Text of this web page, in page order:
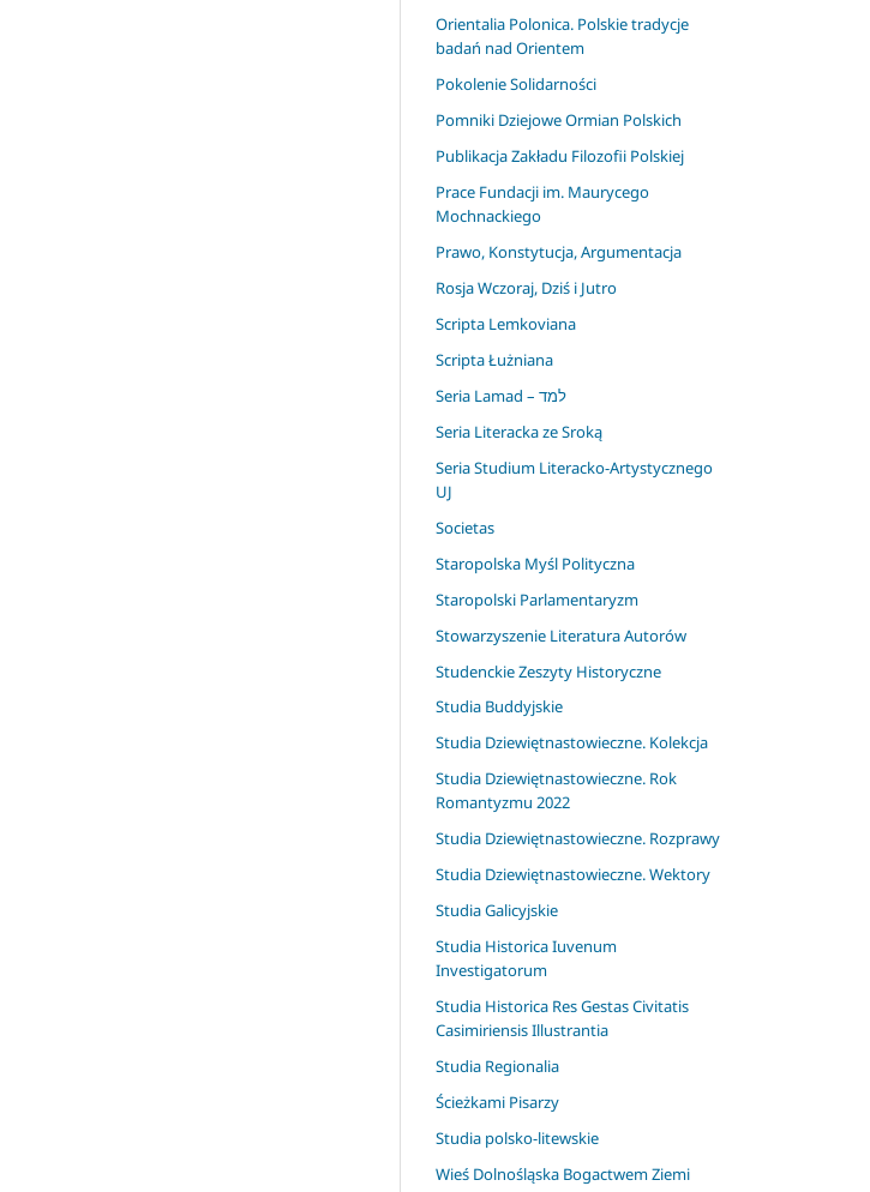
Orientalia Polonica. Polskie tradycje
badań nad Orientem
Pokolenie Solidarności
Pomniki Dziejowe Ormian Polskich
Publikacja Zakładu Filozofii Polskiej
Prace Fundacji im. Maurycego
Mochnackiego
Prawo, Konstytucja, Argumentacja
Rosja Wczoraj, Dziś i Jutro
Scripta Lemkoviana
Scripta Łużniana
Seria Lamad – למד
Seria Literacka ze Sroką
Seria Studium Literacko-Artystycznego
UJ
Societas
Staropolska Myśl Polityczna
Staropolski Parlamentaryzm
Stowarzyszenie Literatura Autorów
Studenckie Zeszyty Historyczne
Studia Buddyjskie
Studia Dziewiętnastowieczne. Kolekcja
Studia Dziewiętnastowieczne. Rok
Romantyzmu 2022
Studia Dziewiętnastowieczne. Rozprawy
Studia Dziewiętnastowieczne. Wektory
Studia Galicyjskie
Studia Historica Iuvenum
Investigatorum
Studia Historica Res Gestas Civitatis
Casimiriensis Illustrantia
Studia Regionalia
Ścieżkami Pisarzy
Studia polsko-litewskie
Wieś Dolnośląska Bogactwem Ziemi